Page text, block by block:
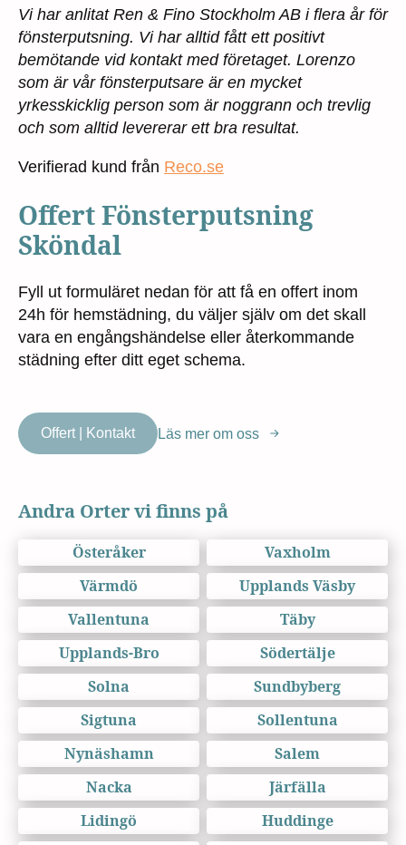
Vi har anlitat Ren & Fino Stockholm AB i flera år för
fönsterputsning. Vi har alltid fått ett positivt
bemötande vid kontakt med företaget. Lorenzo
som är vår fönsterputsare är en mycket
yrkesskicklig person som är noggrann och trevlig
och som alltid levererar ett bra resultat.
Verifierad kund från Reco.se
Offert Fönsterputsning
Sköndal
Fyll ut formuläret nedan för att få en offert inom
24h för hemstädning, du väljer själv om det skall
vara en engångshändelse eller återkommande
städning efter ditt eget schema.
Offert | Kontakt Läs mer om oss
Andra Orter vi finns på
Österåker
Vaxholm
Värmdö
Upplands Väsby
Vallentuna
Täby
Upplands-Bro
Södertälje
Solna
Sundbyberg
Sigtuna
Sollentuna
Nynäshamn
Salem
Nacka
Järfälla
Lidingö
Huddinge